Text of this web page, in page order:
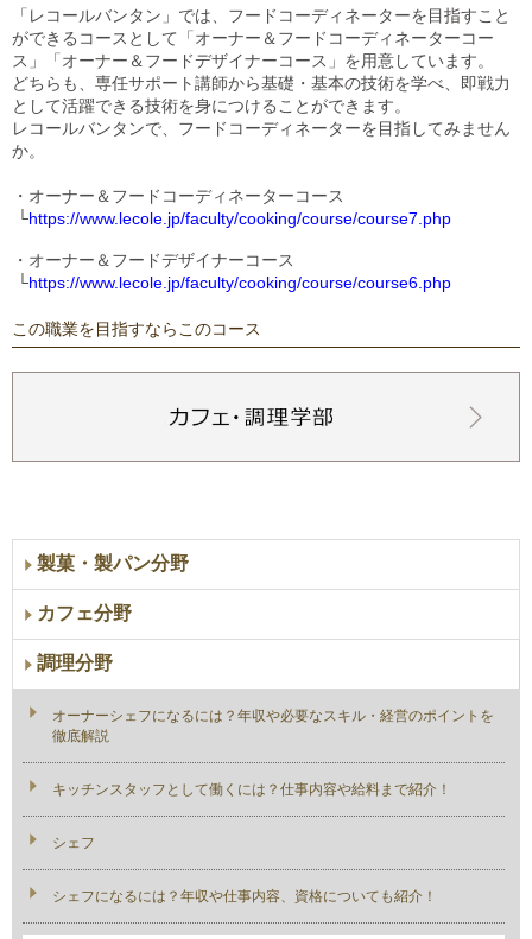
「レコールバンタン」では、フードコーディネーターを目指すこと
ができるコースとして「オーナー＆フードコーディネーターコー
ス」
「オーナー＆フードデザイナーコース」を用意しています。
どちらも、専任サポート講師から基礎・基本の技術を学べ、即戦力
として活躍できる技術を身につけることができます。
レコールバンタンで、フードコーディネーターを目指してみません
か。
・オーナー＆フードコーディネーターコース
└https://www.lecole.jp/faculty/cooking/course/course7.php
・オーナー＆フードデザイナーコース
└https://www.lecole.jp/faculty/cooking/course/course6.php
この職業を目指すならこのコース
製菓・製パン分野
カフェ分野
調理分野
オーナーシェフになるには？年収や必要なスキル・経営のポイントを
徹底解説
キッチンスタッフとして働くには？仕事内容や給料まで紹介！
シェフ
シェフになるには？年収や仕事内容、資格についても紹介！